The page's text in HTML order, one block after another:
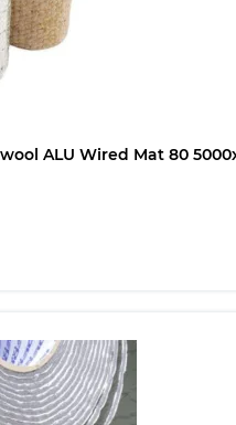
ALU Wired Mat 80